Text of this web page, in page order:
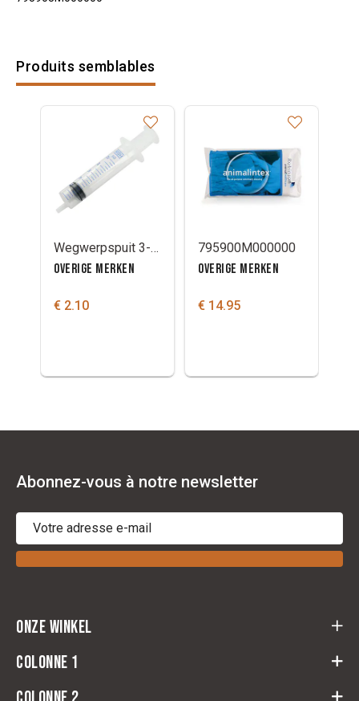
Produits semblables
Wegwerpspuit 3-delig
OVERIGE MERKEN
€ 2.10
795900M000000
OVERIGE MERKEN
€ 14.95
Abonnez-vous à notre newsletter
Onze winkel
Cloots Ruitersport
2830 Willebroek
Colonne 1
retour